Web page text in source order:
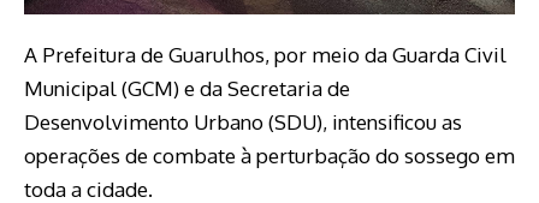
A Prefeitura de Guarulhos, por meio da Guarda Civil
Municipal (GCM) e da Secretaria de
Desenvolvimento Urbano (SDU), intensificou as
operações de combate à perturbação do sossego em
toda a cidade.